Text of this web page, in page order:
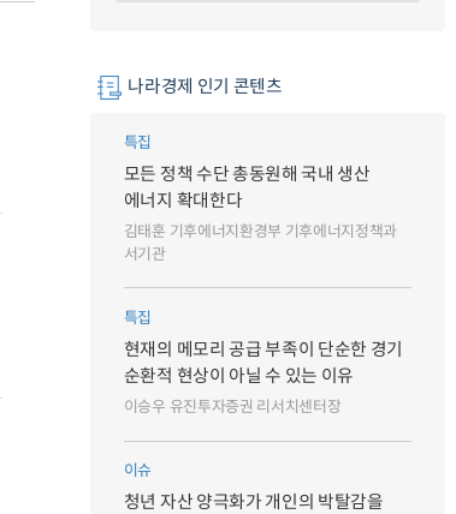
나라경제 인기 콘텐츠
특집
모든 정책 수단 총동원해 국내 생산
에너지 확대한다
김태훈 기후에너지환경부 기후에너지정책과
서기관
특집
현재의 메모리 공급 부족이 단순한 경기
순환적 현상이 아닐 수 있는 이유
이승우 유진투자증권 리서치센터장
이슈
청년 자산 양극화가 개인의 박탈감을